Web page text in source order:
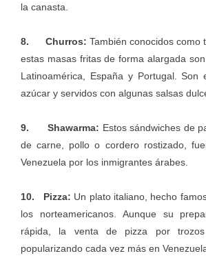
la canasta.
8. Churros: También conocidos como
estas masas fritas de forma alargada
Latinoamérica, España y Portugal. Son
azúcar y servidos con algunas salsas
9. Shawarma: Estos sándwiches de
de carne, pollo o cordero rostizado,
Venezuela por los inmigrantes árabes.
10. Pizza: Un plato italiano, hecho
los norteamericanos. Aunque su
rápida, la venta de pizza por
popularizando cada vez más en